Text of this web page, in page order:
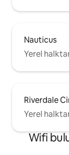
Nauticus
Yerel
Riverdale
Yerel
Wifi